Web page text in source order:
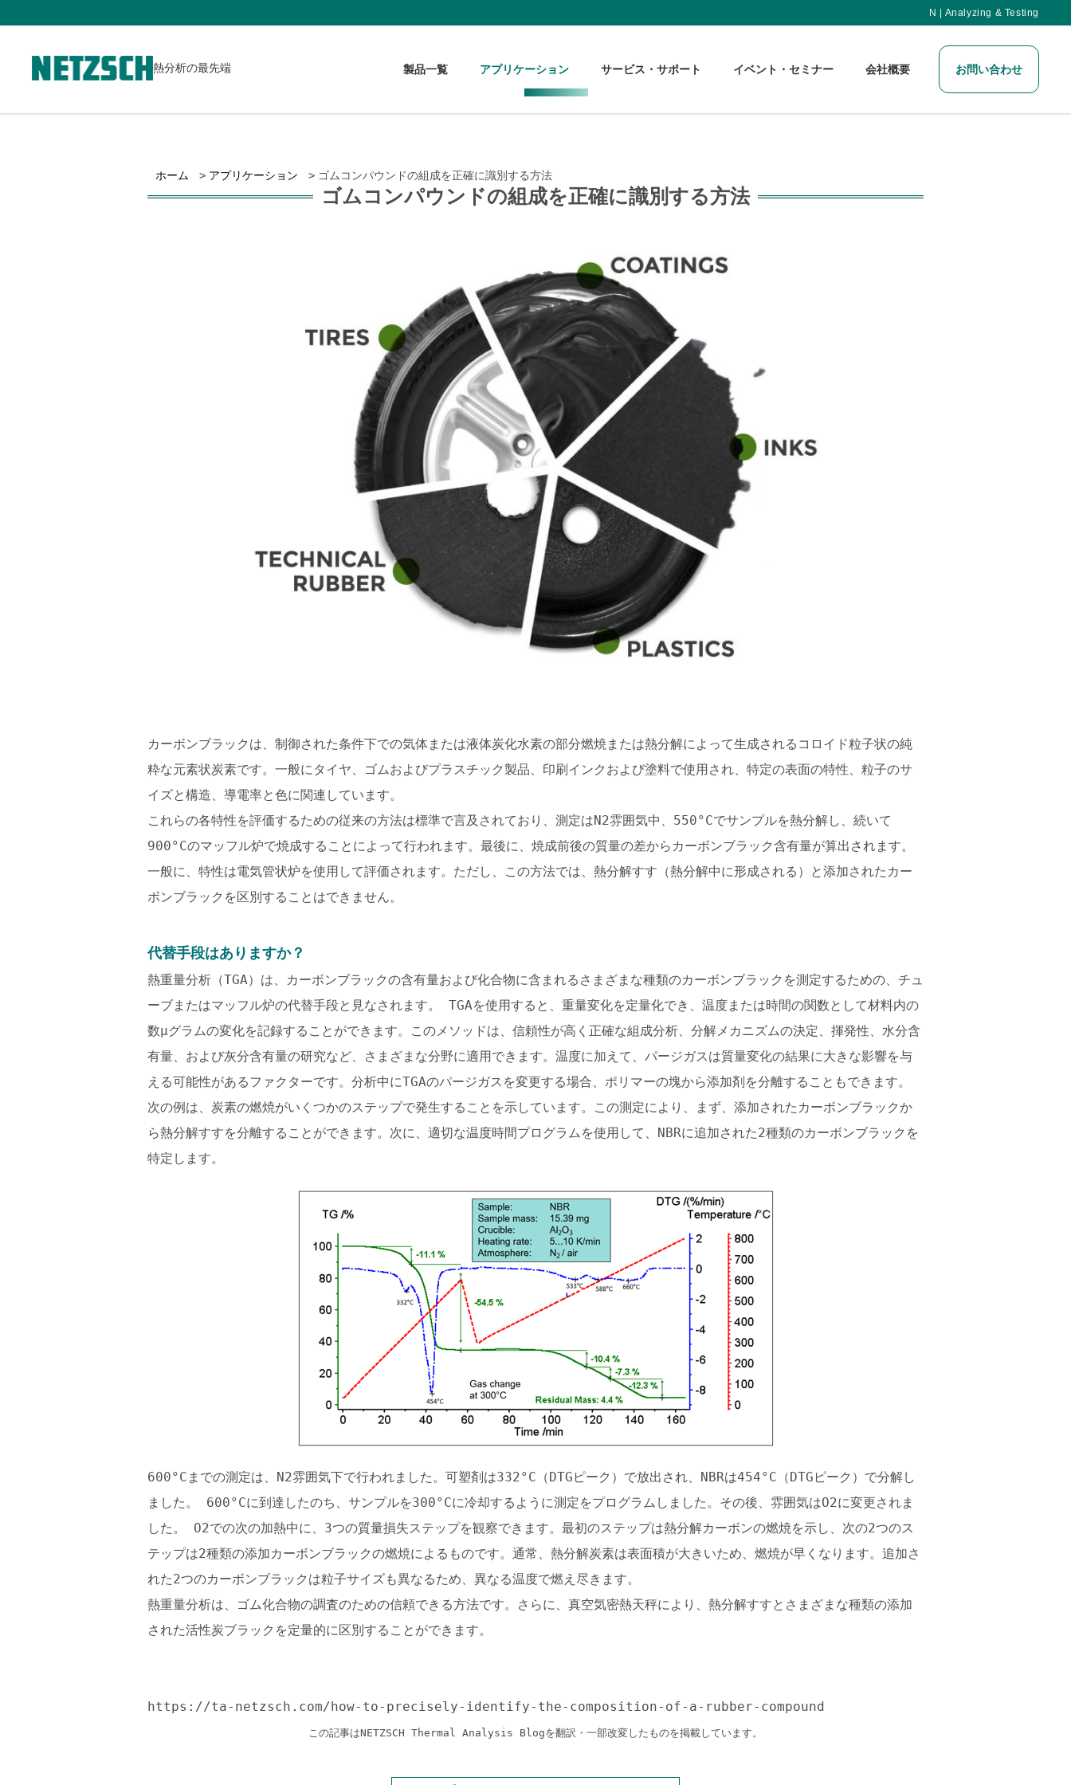
N | Analyzing & Testing
熱分析の最先端 製品一覧 アプリケーション サービス・サポート イベント・セミナー 会社概要 お問い合わせ
ホーム アプリケーション ゴムコンパウンドの組成を正確に識別する方法
ゴムコンパウンドの組成を正確に識別する方法
カーボンブラックは、制御された条件下での気体または液体炭化水素の部分燃焼または熱分解によって生成されるコロイド粒子状の純
粋な元素状炭素です。一般にタイヤ、ゴムおよびプラスチック製品、印刷インクおよび塗料で使用され、特定の表面の特性、粒子のサ
イズと構造、導電率と色に関連しています。
これらの各特性を評価するための従来の方法は標準で言及されており、測定はN2雰囲気中、550°Cでサンプルを熱分解し、続いて
900°Cのマッフル炉で焼成することによって行われます。最後に、焼成前後の質量の差からカーボンブラック含有量が算出されます。
一般に、特性は電気管状炉を使用して評価されます。ただし、この方法では、熱分解すす（熱分解中に形成される）と添加されたカー
ボンブラックを区別することはできません。
代替手段はありますか？
熱重量分析（TGA）は、カーボンブラックの含有量および化合物に含まれるさまざまな種類のカーボンブラックを測定するための、チュ
ーブまたはマッフル炉の代替手段と見なされます。 TGAを使用すると、重量変化を定量化でき、温度または時間の関数として材料内の
数μグラムの変化を記録することができます。このメソッドは、信頼性が高く正確な組成分析、分解メカニズムの決定、揮発性、水分含
有量、および灰分含有量の研究など、さまざまな分野に適用できます。温度に加えて、パージガスは質量変化の結果に大きな影響を与
える可能性があるファクターです。分析中にTGAのパージガスを変更する場合、ポリマーの塊から添加剤を分離することもできます。
次の例は、炭素の燃焼がいくつかのステップで発生することを示しています。この測定により、まず、添加されたカーボンブラックか
ら熱分解すすを分離することができます。次に、適切な温度時間プログラムを使用して、NBRに追加された2種類のカーボンブラックを
特定します。
600°Cまでの測定は、N2雰囲気下で行われました。可塑剤は332°C（DTGピーク）で放出され、NBRは454°C（DTGピーク）で分解し
ました。 600°Cに到達したのち、サンプルを300°Cに冷却するように測定をプログラムしました。その後、雰囲気はO2に変更されま
した。 O2での次の加熱中に、3つの質量損失ステップを観察できます。最初のステップは熱分解カーボンの燃焼を示し、次の2つのス
テップは2種類の添加カーボンブラックの燃焼によるものです。通常、熱分解炭素は表面積が大きいため、燃焼が早くなります。追加さ
れた2つのカーボンブラックは粒子サイズも異なるため、異なる温度で燃え尽きます。
熱重量分析は、ゴム化合物の調査のための信頼できる方法です。さらに、真空気密熱天秤により、熱分解すすとさまざまな種類の添加
された活性炭ブラックを定量的に区別することができます。
https://ta-netzsch.com/how-to-precisely-identify-the-composition-of-a-rubber-compound
この記事はNETZSCH Thermal Analysis Blogを翻訳・一部改変したものを掲載しています。